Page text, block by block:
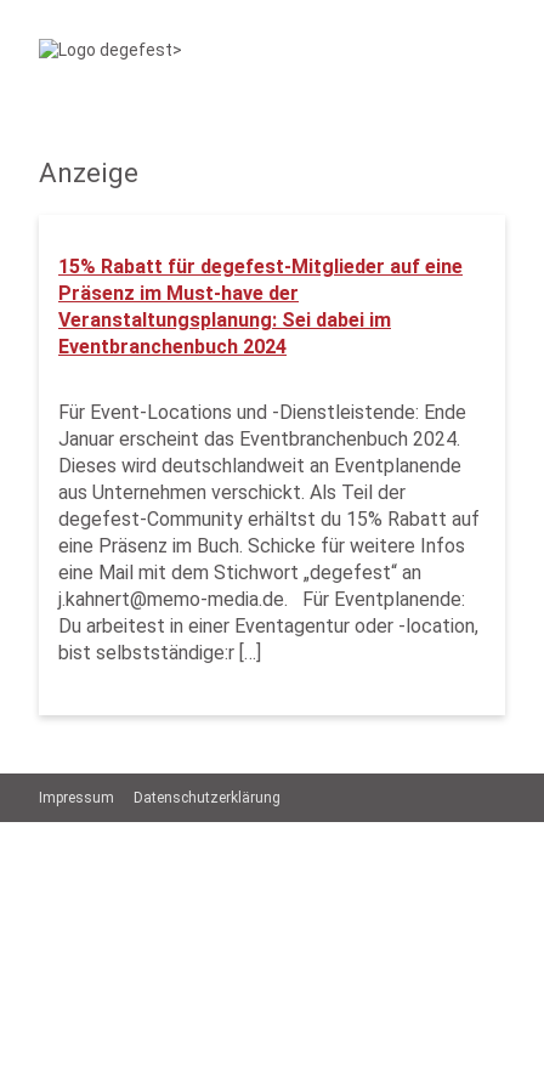
Anzeige
15% Rabatt für degefest-Mitglieder auf eine
Präsenz im Must-have der
Veranstaltungsplanung: Sei dabei im
Eventbranchenbuch 2024
Für Event-Locations und -Dienstleistende: Ende
Januar erscheint das Eventbranchenbuch 2024.
Dieses wird deutschlandweit an Eventplanende
aus Unternehmen verschickt. Als Teil der
degefest-Community erhältst du 15% Rabatt auf
eine Präsenz im Buch. Schicke für weitere Infos
eine Mail mit dem Stichwort „degefest“ an
j.kahnert@memo-media.de. Für Eventplanende:
Du arbeitest in einer Eventagentur oder -location,
bist selbstständige:r […]
Impressum Datenschutzerklärung